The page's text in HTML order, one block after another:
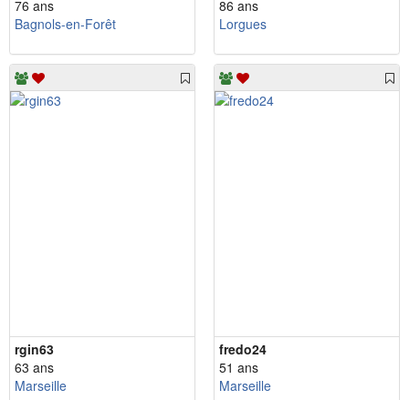
76 ans
Bagnols-en-Forêt
86 ans
Lorgues
rgin63
63 ans
Marseille
fredo24
51 ans
Marseille